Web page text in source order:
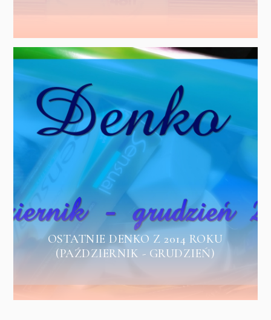
OSTATNIE DENKO Z 2014 ROKU
(PAŹDZIERNIK - GRUDZIEŃ)